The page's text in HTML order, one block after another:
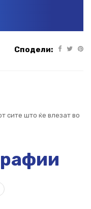
Сподели:
сите што ќе влезат во